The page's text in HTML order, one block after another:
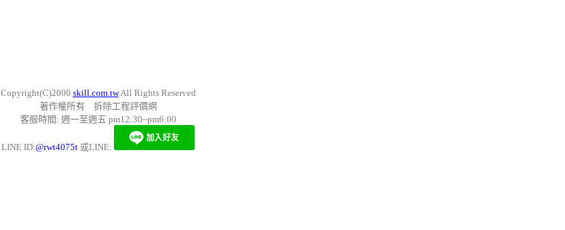
Copyright(C)2000 skill.com.twAll Rights Reserved
著作權所有 拆除工程評價網
客服時間: 週一至週五 pm12:30~pm6:00
LINE ID:@rwt4075t 或LINE: